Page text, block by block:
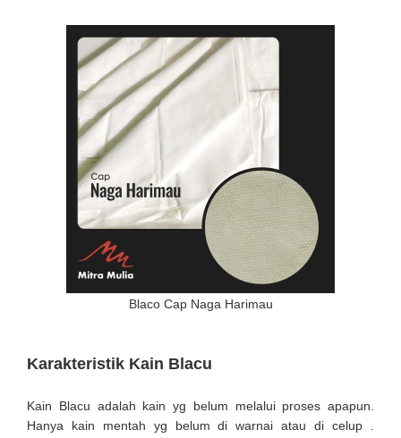
Blaco Cap Naga Harimau
Karakteristik Kain Blacu
Kain Blacu adalah kain yg belum melalui proses apapun.
Hanya kain mentah yg belum di warnai atau di celup .